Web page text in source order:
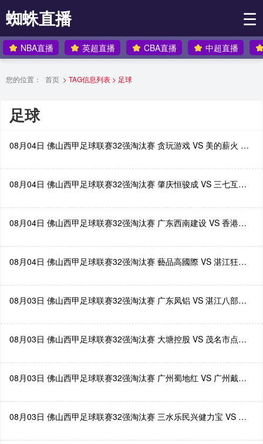
蜘蛛直播 ☰
NBA直播 英超直播 CBA直播 中超直播
您的位置： 首页 > TAG信息列表 > 足球
足球
08月04日 佛山西甲足球联赛32强淘汰赛 贪玩游戏 VS 美的薪火 全场录像
08月04日 佛山西甲足球联赛32强淘汰赛 肇庆恒骏成 VS 三七互娱 全场录像
08月04日 佛山西甲足球联赛32强淘汰赛 广东西南建设 VS 香港圣徒 全场录像
08月04日 佛山西甲足球联赛32强淘汰赛 藝品高國際 VS 湛江狂狼·粵辉能源 全场录像
08月03日 佛山西甲足球联赛32强淘汰赛 广东凤铝 VS 湛江八部科技 全场录像
08月03日 佛山西甲足球联赛32强淘汰赛 大塘控股 VS 茂名市点都得 全场录像
08月03日 佛山西甲足球联赛32强淘汰赛 广州蜀地红 VS 广州戴拿模 全场录像
08月03日 佛山西甲足球联赛32强淘汰赛 三水乐民兴健力宝 VS 中国澳门澳科精英 全场录像